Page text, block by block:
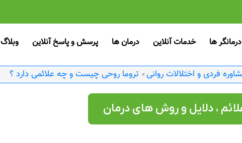
درمانگر ها خدمات آنلاین درمان ها پرسش و پاسخ آنلاین وبلاگ
فردی و اختلالات روانی> تروما روحی چیست و چه علائمی دارد ؟
، دلایل و روش های درمان